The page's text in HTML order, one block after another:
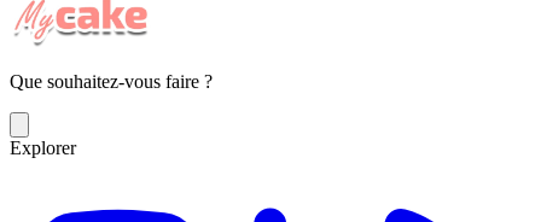
Que souhaitez-vous faire ?
Explorer